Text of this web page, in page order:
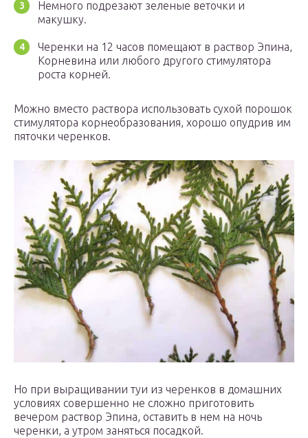
Немного подрезают зеленые веточки и
макушку.
Черенки на 12 часов помещают в раствор Эпина,
Корневина или любого другого стимулятора
роста корней.
Можно вместо раствора использовать сухой порошок
стимулятора корнеобразования, хорошо опудрив им
пяточки черенков.
Но при выращивании туи из черенков в домашних
условиях совершенно не сложно приготовить
вечером раствор Эпина, оставить в нем на ночь
черенки, а утром заняться посадкой.